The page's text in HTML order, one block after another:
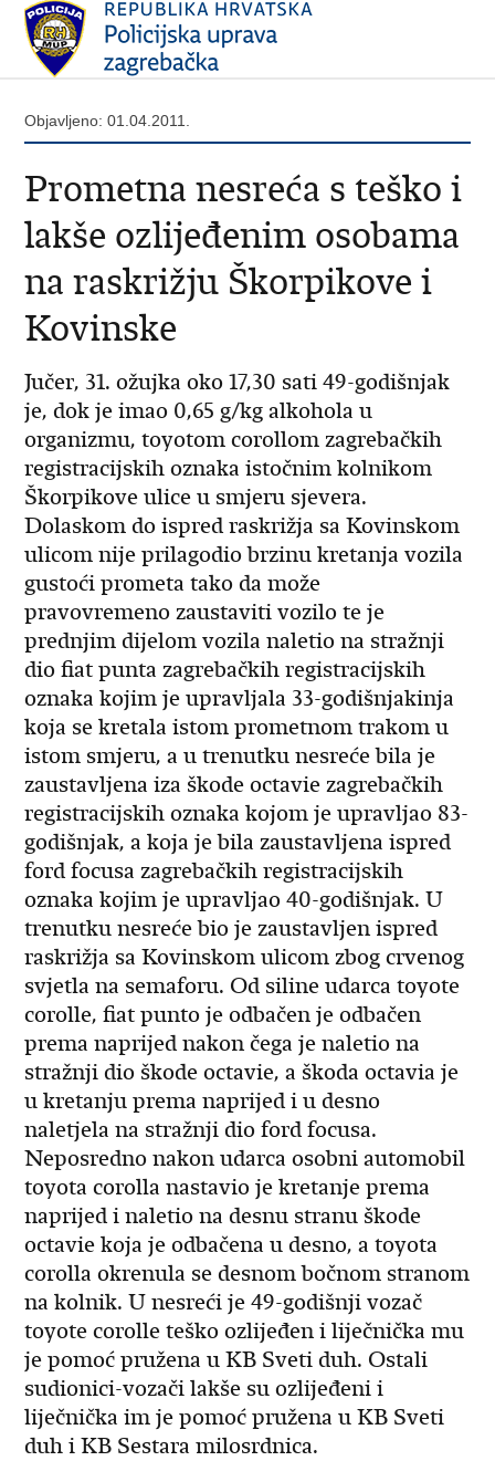
Objavljeno: 01.04.2011.
Prometna nesreća s teško i
lakše ozlijeđenim osobama
na raskrižju Škorpikove i
Kovinske
Jučer, 31. ožujka oko 17,30 sati 49-godišnjak
je, dok je imao 0,65 g/kg alkohola u
organizmu, toyotom corollom zagrebačkih
registracijskih oznaka istočnim kolnikom
Škorpikove ulice u smjeru sjevera.
Dolaskom do ispred raskrižja sa Kovinskom
ulicom nije prilagodio brzinu kretanja vozila
gustoći prometa tako da može
pravovremeno zaustaviti vozilo te je
prednjim dijelom vozila naletio na stražnji
dio fiat punta zagrebačkih registracijskih
oznaka kojim je upravljala 33-godišnjakinja
koja se kretala istom prometnom trakom u
istom smjeru, a u trenutku nesreće bila je
zaustavljena iza škode octavie zagrebačkih
registracijskih oznaka kojom je upravljao 83-
godišnjak, a koja je bila zaustavljena ispred
ford focusa zagrebačkih registracijskih
oznaka kojim je upravljao 40-godišnjak. U
trenutku nesreće bio je zaustavljen ispred
raskrižja sa Kovinskom ulicom zbog crvenog
svjetla na semaforu. Od siline udarca toyote
corolle, fiat punto je odbačen je odbačen
prema naprijed nakon čega je naletio na
stražnji dio škode octavie, a škoda octavia je
u kretanju prema naprijed i u desno
naletjela na stražnji dio ford focusa.
Neposredno nakon udarca osobni automobil
toyota corolla nastavio je kretanje prema
naprijed i naletio na desnu stranu škode
octavie koja je odbačena u desno, a toyota
corolla okrenula se desnom bočnom stranom
na kolnik. U nesreći je 49-godišnji vozač
toyote corolle teško ozlijeđen i liječnička mu
je pomoć pružena u KB Sveti duh. Ostali
sudionici-vozači lakše su ozlijeđeni i
liječnička im je pomoć pružena u KB Sveti
duh i KB Sestara milosrdnica.